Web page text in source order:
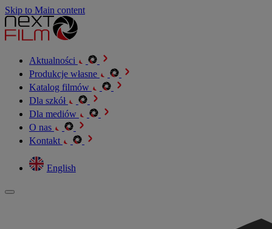
Skip to Main content
Aktualności
Produkcje własne
Katalog filmów
Dla szkół
Dla mediów
O nas
Kontakt
English